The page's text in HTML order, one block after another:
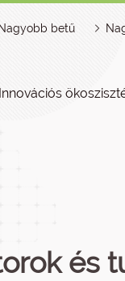
Nagyobb betű
Innovációs
és